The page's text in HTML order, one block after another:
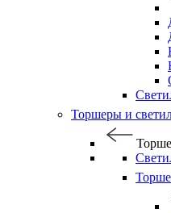
Торшеры и